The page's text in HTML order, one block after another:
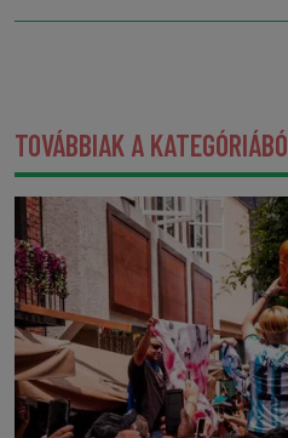
TOVÁBBIAK A